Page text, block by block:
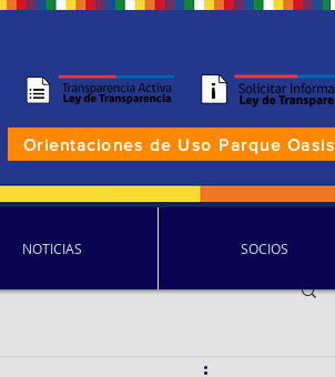
Orientaciones de Uso Parque Oasis
NOTICIAS SOCIOS